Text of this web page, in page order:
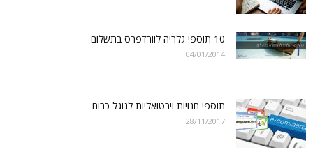
10 תוספי גלריה לוורדפרס בתשלום
04/01/2014
תוספי חנויות וירטואליות לגוגל כרום
28/11/2017